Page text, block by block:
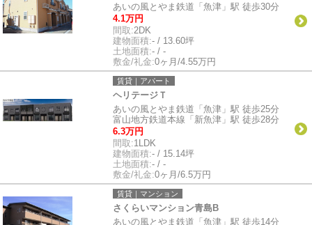
あいの風とやま鉄道「魚津」駅 徒歩30分
4.1万円
間取:2DK
建物面積:- / 13.60坪
土地面積:- / -
敷金/礼金:0ヶ月/4.55万円
賃貸｜アパート
ヘリテージＴ
あいの風とやま鉄道「魚津」駅 徒歩25分
富山地方鉄道本線「新魚津」駅 徒歩28分
6.3万円
間取:1LDK
建物面積:- / 15.14坪
土地面積:- / -
敷金/礼金:0ヶ月/6.5万円
賃貸｜マンション
さくらいマンション青島B
あいの風とやま鉄道「魚津」駅 徒歩14分